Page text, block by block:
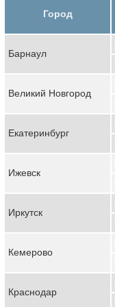
Город
Барнаул
Великий Новгород
Екатеринбург
Ижевск
Иркутск
Кемерово
Краснодар